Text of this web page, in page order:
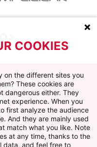
TikTokTwitch
COOKIES
on the different sites you
These cookies are
dangerous either. They
experience. When you
first analyze the audience
And they are mainly used
match what you like. Note
at any time, thanks to the
data, and feel free to